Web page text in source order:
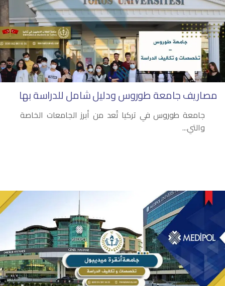
مصاريف جامعة طوروس ودليل شامل للدراسة بها
جامعة طوروس في تركيا تُعد من أبرز الجامعات الخاصة
والتي...